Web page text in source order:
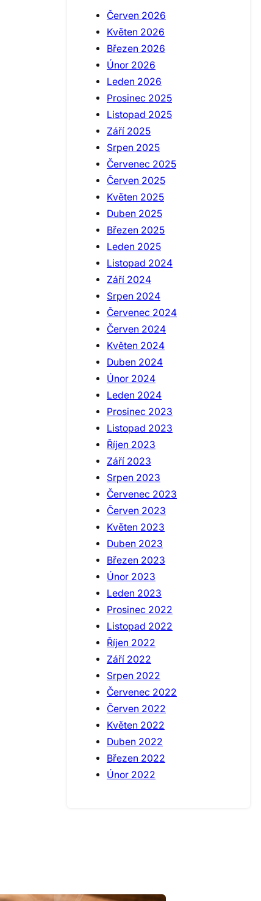
Červen 2026
Květen 2026
Březen 2026
Únor 2026
Leden 2026
Prosinec 2025
Listopad 2025
Září 2025
Srpen 2025
Červenec 2025
Červen 2025
Květen 2025
Duben 2025
Březen 2025
Leden 2025
Listopad 2024
Září 2024
Srpen 2024
Červenec 2024
Červen 2024
Květen 2024
Duben 2024
Únor 2024
Leden 2024
Prosinec 2023
Listopad 2023
Říjen 2023
Září 2023
Srpen 2023
Červenec 2023
Červen 2023
Květen 2023
Duben 2023
Březen 2023
Únor 2023
Leden 2023
Prosinec 2022
Listopad 2022
Říjen 2022
Září 2022
Srpen 2022
Červenec 2022
Červen 2022
Květen 2022
Duben 2022
Březen 2022
Únor 2022